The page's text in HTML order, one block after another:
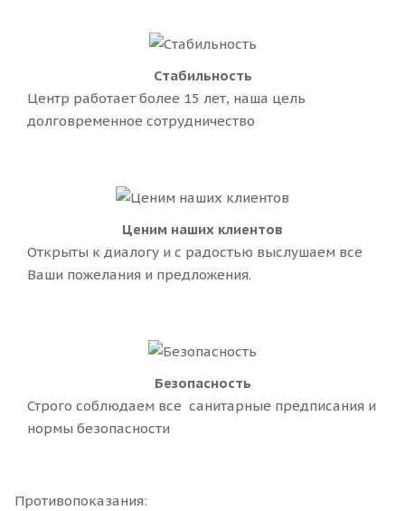
Cтабильность
Центр работает более 15 лет, наша цель
долговременное сотрудничество
Ценим наших клиентов
Открыты к диалогу и с радостью выслушаем все
Ваши пожелания и предложения.
Безопасность
Строго соблюдаем все санитарные предписания и
нормы безопасности
Противопоказания: